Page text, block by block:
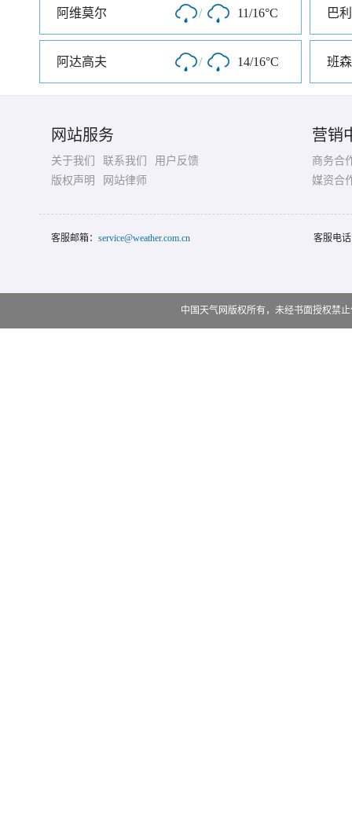
阿维莫尔 / 11/16°C 巴
阿达高夫 / 14/16°C 班森
网站服务
关于我们 联系我们
用户反馈
版权声明
网站律师
营销
商务合
媒资合
客服邮箱： service@weather.com.cn 客服电
中国天气网版权所有，未经书面授权